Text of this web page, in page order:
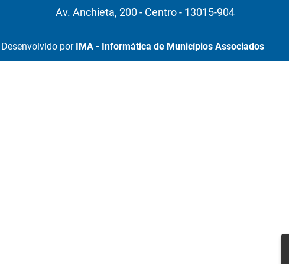
Av. Anchieta, 200 - Centro - 13015-904
Desenvolvido por IMA - Informática de Municípios Associados